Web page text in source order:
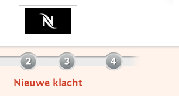
Nieuwe klacht